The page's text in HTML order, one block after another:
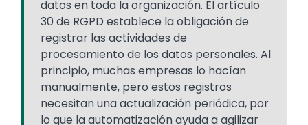
datos en toda la organización. El artículo
30 de RGPD establece la obligación de
registrar las actividades de
procesamiento de los datos personales. Al
principio, muchas empresas lo hacían
manualmente, pero estos registros
necesitan una actualización periódica, por
lo que la automatización ayuda a agilizar